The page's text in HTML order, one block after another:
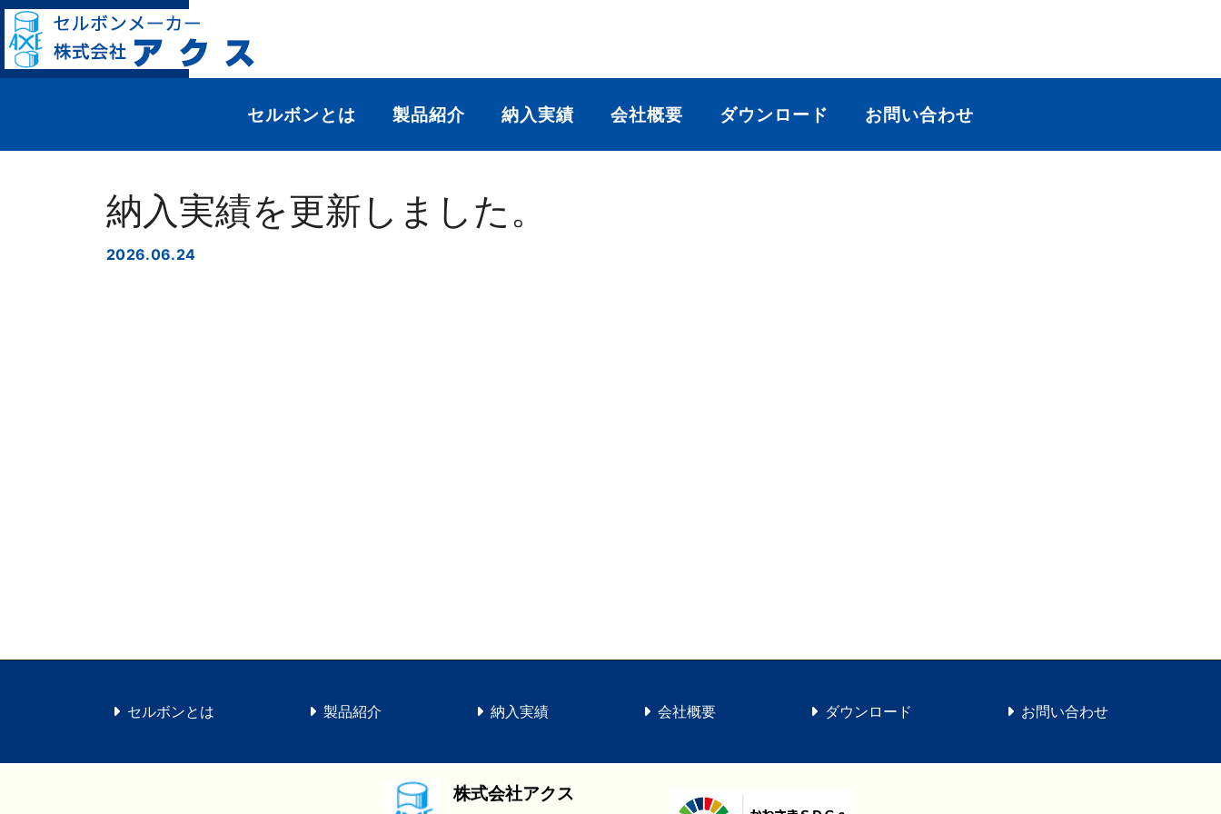
サイトマップ
セルボンとは 製品紹介 納入実績 会社概要 ダウンロード お問い合わせ
納入実績を更新しました。
2026.06.24
セルボンとは 製品紹介 納入実績 会社概要 ダウンロード お問い合わせ
株式会社アクス